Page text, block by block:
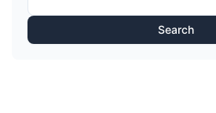
Search